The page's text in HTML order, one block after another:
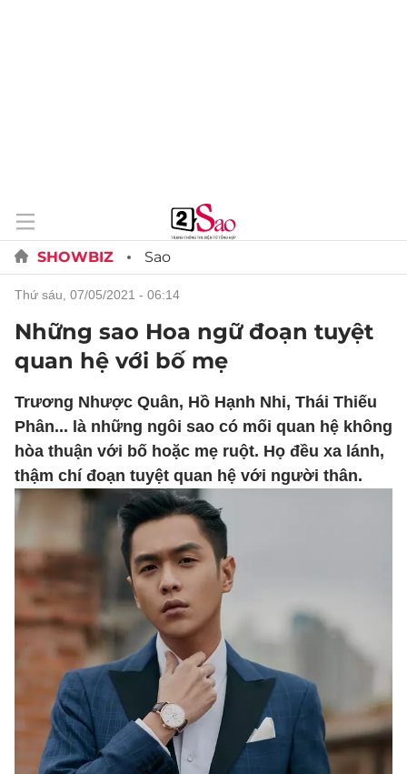
SHOWBIZ Sao
thứ sáu, 07/05/2021 - 06:14
Những sao Hoa ngữ đoạn tuyệt
quan hệ với bố mẹ
Trương Nhược Quân, Hồ Hạnh Nhi, Thái Thiếu
Phân... là những ngôi sao có mối quan hệ không
hòa thuận với bố hoặc mẹ ruột. Họ đều xa lánh,
thậm chí đoạn tuyệt quan hệ với người thân.